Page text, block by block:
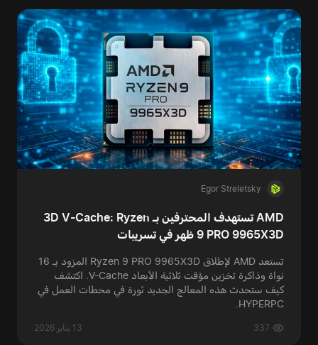
Egor Streletsky
AMD تستهدف المحترفين بـ 3D V-Cache: Ryzen
9 PRO 9965X3D ظهر في تسريبات
تستعد AMD لإطلاق Ryzen 9 PRO 9965X3D المزود بـ 16
نواة وذاكرة تخزين مؤقت ثلاثية الأبعاد V-Cache. اكتشف
كيف ستحدث هذه المعالج الجديد ثورة في محطات العمل في
HYPERPC.
13 يناير 2026 337